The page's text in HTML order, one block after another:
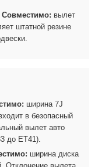
Совместимо: вылет
штатной резине
ширина 7J
в безопасный
вылет авто
до ET41).
ширина диска